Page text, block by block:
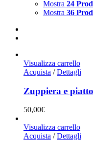
Mostra 24
Mostra 36
Visualizza carrello
Acquista / Dettagli
Zuppiera e
50,00€
Visualizza carrello
Acquista / Dettagli